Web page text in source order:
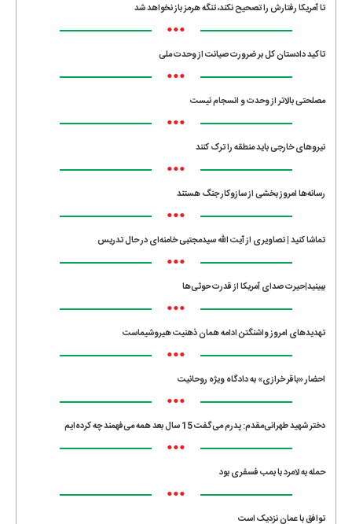
تا آمریکا رفتارش را تصحیح نکند، تنگه هرمز باز نخواهد شد
•••
تاکید دادستان کل بر ضرورت صیانت از وحدت ملی
•••
مصلحتی بالاتر از وحدت و انسجام نیست
•••
نیروهای خارجی باید منطقه را ترک کنند
•••
رسانه‌ها امروز بخشی از سازوکار جنگ هستند
•••
تماشا کنید | تصاویری از آیت الله سیدمجتبی خامنه‌ای در حال تدریس
•••
ببینید|حیرت صدای آمریکا از قدرت حوثی‌ها
•••
تهدیدهای امروز واشنگتن ادامه همان ذهنیت هیروشیماست
•••
احضار «باقر خرازی» به دادگاه ویژه روحانیت
•••
دختر شهید طهرانی‌مقدم: پدرم می‌گفت 15 سال بعد همه می‌فهمند چه کرده‌ایم
•••
حمله به لامرد با بمب فسفری بود
•••
توافق با عمان نزدیک است